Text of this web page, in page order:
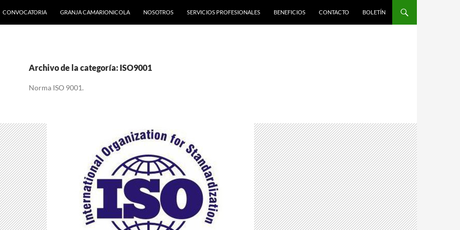
CONVOCATORIA GRANJA CAMARIONICOLA NOSOTROS SERVICIOS PROFESIONALES BENEFICIOS CONTACTO BOLETÍN
Archivo de la categoría: ISO9001
Norma ISO 9001.